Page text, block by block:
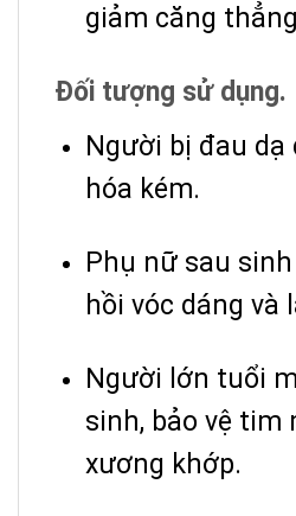
giảm căng
Đối tượng sử dụng.
Người bị đau dạ
hóa kém.
Phụ nữ sau
hồi vóc dáng và
Người lớn tuổi
sinh, bảo vệ tim
xương khớp.